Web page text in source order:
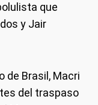
que
y Jair
de Brasil, Macri
del traspaso